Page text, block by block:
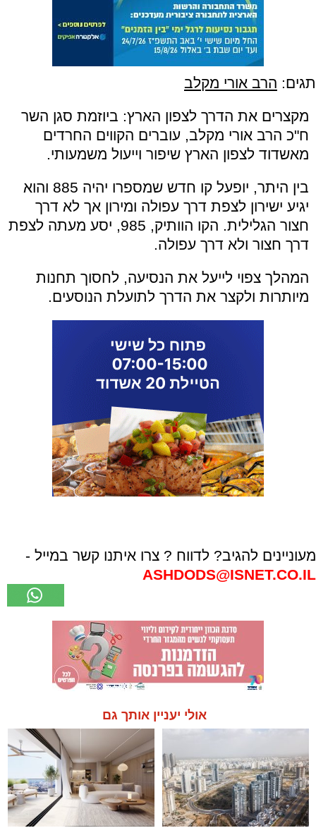
תגים: הרב אורי מקלב
מקצרים את הדרך לצפון הארץ: ביוזמת סגן השר
ח"כ הרב אורי מקלב, עוברים הקווים החרדים
מאשדוד לצפון הארץ שיפור וייעול משמעותי.
בין היתר, יופעל קו חדש שמספרו יהיה 885 והוא
יגיע ישירון לצפת דרך עפולה ומירון אך לא דרך
חצור הגלילית. הקו הוותיק, 985, יסע מעתה לצפת
דרך חצור ולא דרך עפולה.
המהלך צפוי לייעל את הנסיעה, לחסוך תחנות
מיותרות ולקצר את הדרך לתועלת הנוסעים.
מעוניינים להגיב? לדווח ? צרו איתנו קשר במייל -
ASHDODS@ISNET.CO.IL
אולי יעניין אותך גם